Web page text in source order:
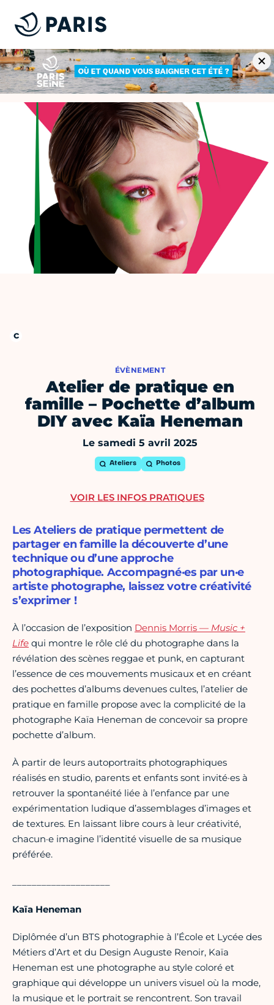
ÉVÈNEMENT
Atelier de pratique en
famille – Pochette d’album
DIY avec Kaïa Heneman
Le samedi 5 avril 2025
Ateliers Photos
Les Ateliers de pratique permettent de
partager en famille la découverte d’une
technique ou d’une approche
photographique. Accompagné·es par un·e
artiste photographe, laissez votre créativité
s’exprimer !
À l’occasion de l’exposition Dennis Morris — Music +
Life qui montre le rôle clé du photographe dans la
révélation des scènes reggae et punk, en capturant
l’essence de ces mouvements musicaux et en créant
des pochettes d’albums devenues cultes, l’atelier de
pratique en famille propose avec la complicité de la
photographe Kaïa Heneman de concevoir sa propre
pochette d’album.
À partir de leurs autoportraits photographiques
réalisés en studio, parents et enfants sont invité·es à
retrouver la spontanéité liée à l’enfance par une
expérimentation ludique d’assemblages d’images et
de textures. En laissant libre cours à leur créativité,
chacun·e imagine l’identité visuelle de sa musique
préférée.
Kaïa Heneman
Diplômée d’un BTS photographie à l’École et Lycée des
Métiers d’Art et du Design Auguste Renoir, Kaïa
Heneman est une photographe au style coloré et
graphique qui développe un univers visuel où la mode,
la musique et le portrait se rencontrent. Son travail
VOIR LES INFOS PRATIQUES